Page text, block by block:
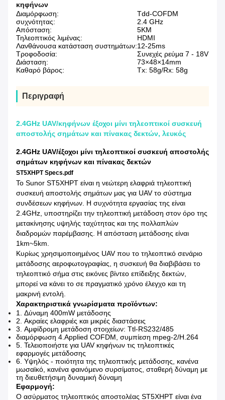
κηφήνων
Διαμόρφωση:
Tdd-COFDM
συχνότητας:
2.4 GHz
Απόσταση:
5KM
Τηλεοπτικός λιμένας:
HDMI
Λανθάνουσα κατάσταση συστημάτων:12-25ms
Τροφοδοσία:
Συνεχές ρεύμα 7 - 18V
Διάσταση:
73×48×14mm
Καθαρό βάρος:
Tx: 58g/Rx: 58g
Περιγραφή
2.4GHz UAV/κηφήνων έξοχοι μίνι τηλεοπτικοί συσκευή
αποστολής σημάτων και πίνακας δεκτών, λευκός
2.4GHz UAV/έξοχοι μίνι τηλεοπτικοί συσκευή αποστολής
σημάτων κηφήνων και πίνακας δεκτών
ST5XHPT Specs.pdf
Το Sunor ST5XHPT είναι η νεώτερη ελαφριά τηλεοπτική
συσκευή αποστολής σημάτων μας για UAV το σύστημα
συνδέσεων κηφήνων. Η συχνότητα εργασίας της είναι
2.4GHz, υποστηρίζει την τηλεοπτική μετάδοση στον όρο της
μετακίνησης υψηλής ταχύτητας και της πολλαπλών
διαδρομών παρέμβασης. Η απόσταση μετάδοσης είναι
1km~5km.
Κυρίως χρησιμοποιημένος UAV που το τηλεοπτικό σενάριο
μετάδοσης αεροφωτογραφίας, η συσκευή θα διαβιβάσει το
τηλεοπτικό σήμα στις εικόνες βίντεο επίδειξης δεκτών,
μπορεί να κάνει το σε πραγματικό χρόνο έλεγχο και τη
μακρινή εντολή.
Χαρακτηριστικά γνωρίσματα προϊόντων:
1. Δύναμη 400mW μετάδοσης
2. Ακραίες ελαφριές και μικρές διαστάσεις
3. Αμφίδρομη μετάδοση στοιχείων: Ttl-RS232/485
διαμόρφωση 4.Applied COFDM, συμπίεση mpeg-2/H.264
5. Τελειοποιήστε για UAV κηφήνων τις τηλεοπτικές
εφαρμογές μετάδοσης
6. Υψηλός - ποιότητα της τηλεοπτικής μετάδοσης, κανένα
μωσαϊκό, κανένα φαινόμενο συρσίματος, σταθερή δύναμη με
τη διευθετήσιμη δυναμική δύναμη
Εφαρμογή:
Ο ασύρματος τηλεοπτικός αποστολέας ST5XHPT είναι ένα